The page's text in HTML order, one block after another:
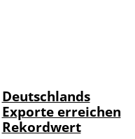
Deutschlands
Exporte erreichen
Rekordwert